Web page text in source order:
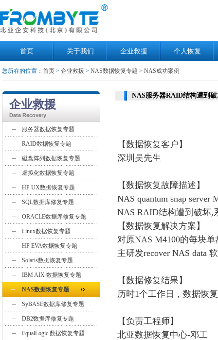
首页 关于我们 企业救援 个人恢复
您所在的位置： 首页> 企业救援 > NAS数据恢复专题 > NAS成功案例
企业救援
Data Recovery
服务器数据恢复专题
RAID数据恢复专题
磁盘阵列数据恢复专题
虚拟化数据恢复专题
HP UX数据恢复专题
SQL数据库修复专题
ORACLE数据库修复专题
Linux数据恢复专题
HP EVA数据恢复专题
Solaris数据恢复专题
IBM AIX 数据恢复专题
NAS数据恢复专题
SyBASE数据库修复专题
DB2数据库修复专题
EqualLogic 数据恢复专题
NAS服务器RAID结构遭到
【数据恢复客户】
深圳吴先生
【数据恢复故障描述】
NAS quantum snap
NAS RAID结构遭到破坏,
【数据恢复解决方案】
对原NAS M4100的每块
主研发recover NAS data
【数据修复结果】
历时1个工作日，数据恢
【负责工程师】
北亚数据恢复中心-邓工